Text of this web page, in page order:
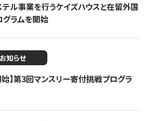
ル事業を行うケイズハウスと在留外国
ラムを開始
お知らせ
】第3回マンスリー寄付挑戦プログラ